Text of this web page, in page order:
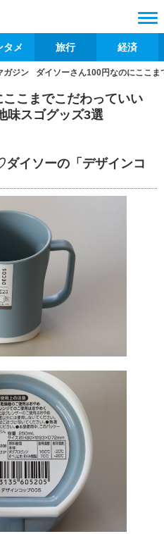
タメ 旅行 経済
ガジン ダイソーさん100円なのにここ
こまでこだわっていい
スゴグッズ3選
イソーの「デザインコ